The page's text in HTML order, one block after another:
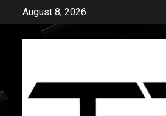
August 8, 2026